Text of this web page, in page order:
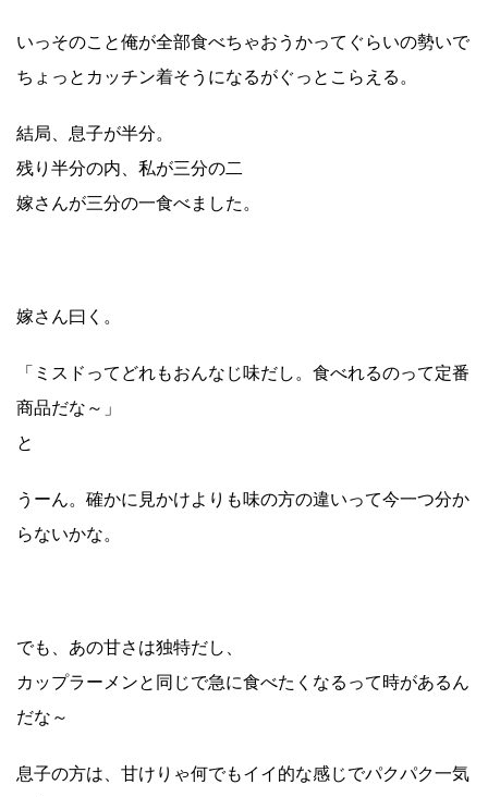
いっそのこと俺が全部食べちゃおうかってぐらいの勢いで
ちょっとカッチン着そうになるがぐっとこらえる。
結局、息子が半分。
残り半分の内、私が三分の二
嫁さんが三分の一食べました。
嫁さん曰く。
「ミスドってどれもおんなじ味だし。食べれるのって定番
商品だな～」
と
うーん。確かに見かけよりも味の方の違いって今一つ分か
らないかな。
でも、あの甘さは独特だし、
カップラーメンと同じで急に食べたくなるって時があるん
だな～
息子の方は、甘けりゃ何でもイイ的な感じでパクパク一気